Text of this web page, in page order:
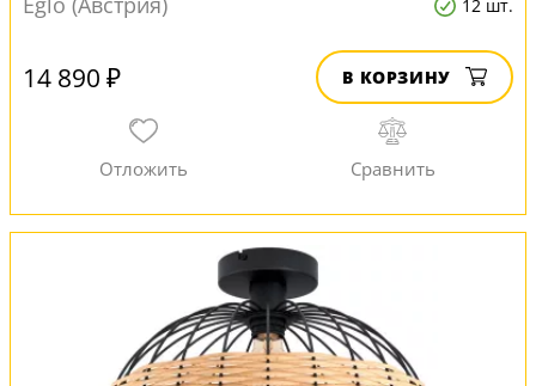
12 шт.
14 890 ₽ В КОРЗИНУ